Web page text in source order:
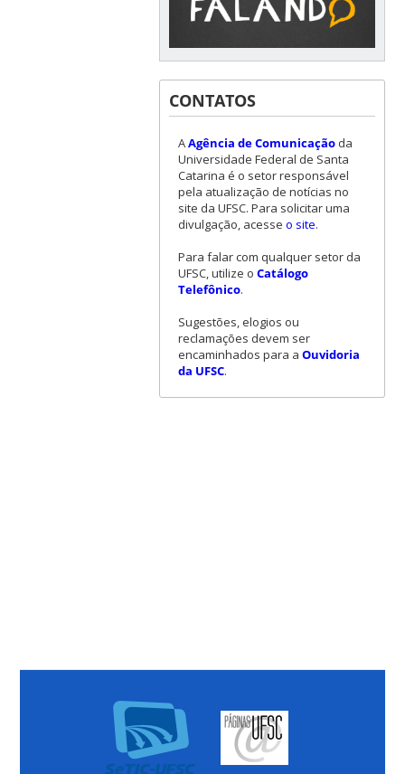
CONTATOS
AAgência de Comunicaçãoda
Universidade Federal de Santa
Catarina é o setor responsável
pela atualização de notícias no
site da UFSC. Para solicitar uma
divulgação, acesse o site.
Para falar com qualquer setor da
UFSC, utilize o Catálogo
Telefônico.
Sugestões, elogios ou
reclamações devem ser
encaminhados para a Ouvidoria
da UFSC.